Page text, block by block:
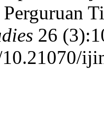
26